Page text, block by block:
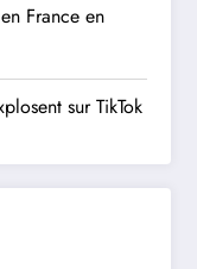
France en
sur TikTok